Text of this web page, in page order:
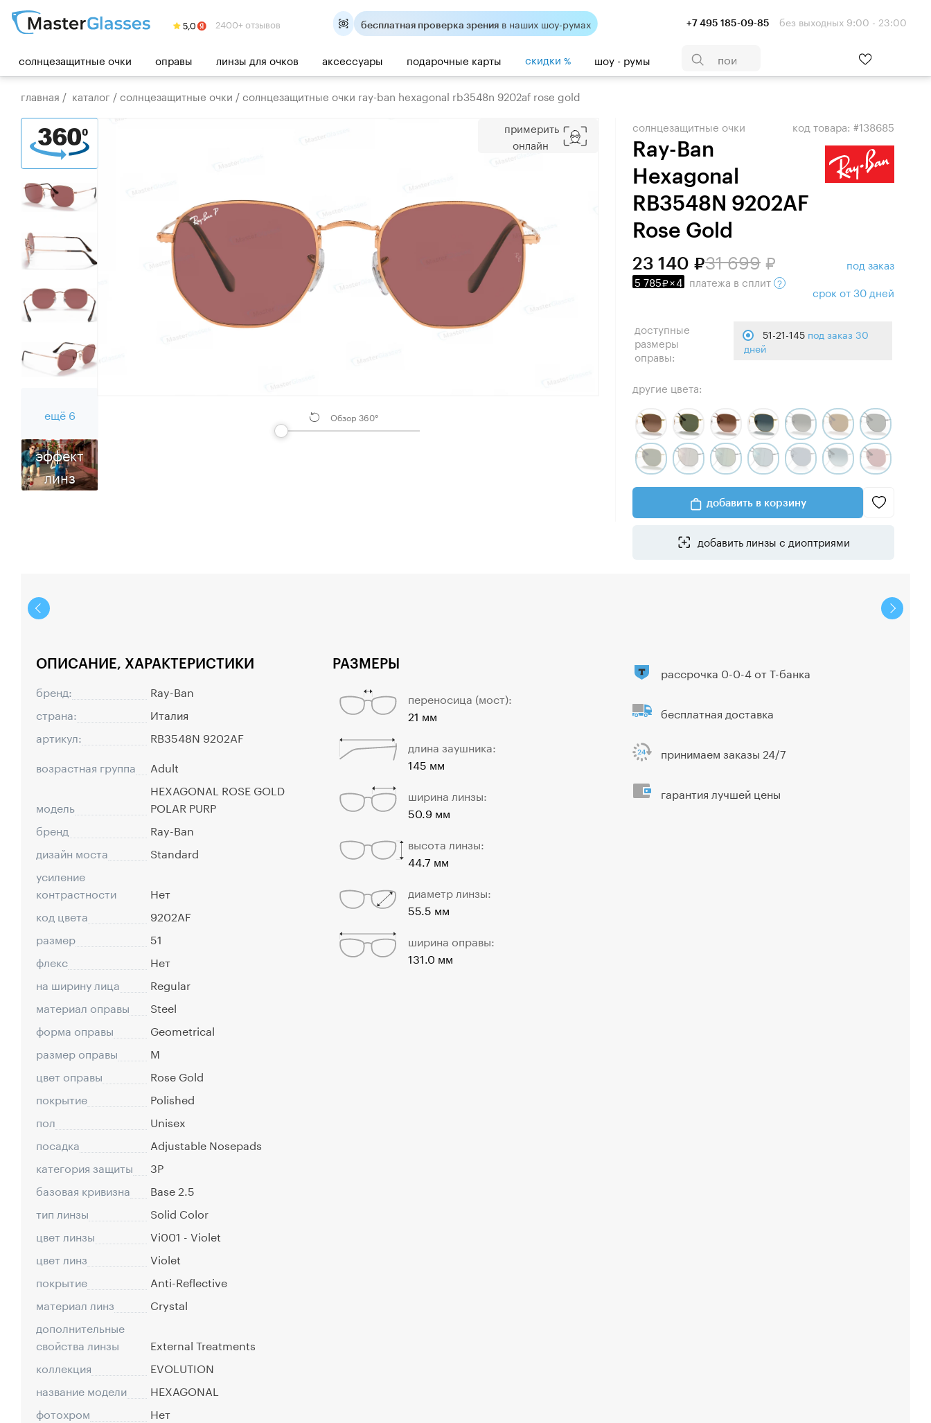
2400+ отзывов +7 495 185-09-85 без выходных 9:00 - 23:00
бесплатная проверка зрения в наших шоу-румах
солнцезащитные очки оправы линзы для очков аксессуары подарочные карты скидки % шоу - румы
главная / каталог /солнцезащитные очки /солнцезащитные очки ray-ban hexagonal rb3548n 9202af rose gold
примерить
онлайн
Обзор 360°
ещё 6
эффект
линз
солнцезащитные очки
Ray-Ban
Hexagonal
RB3548N 9202AF
Rose Gold
код товара: #138685
31 699
23 140
5 785 ×4 платежа в сплит
под заказ
срок от 30 дней
доступные
размеры
оправы:
51-21-145 под заказ 30
дней
другие цвета:
добавить в корзину
добавить линзы с диоптриями
ОПИСАНИЕ, ХАРАКТЕРИСТИКИ
бренд:
Ray-Ban
страна:
Италия
артикул:
RB3548N 9202AF
возрастная группа
Adult
модель
HEXAGONAL ROSE GOLD
POLAR PURP
бренд
Ray-Ban
дизайн моста
Standard
усиление
контрастности
Нет
код цвета
9202AF
размер
51
флекс
Нет
на ширину лица
Regular
материал оправы
Steel
форма оправы
Geometrical
размер оправы
M
цвет оправы
Rose Gold
покрытие
Polished
пол
Unisex
посадка
Adjustable Nosepads
категория защиты
3P
базовая кривизна
Base 2.5
тип линзы
Solid Color
цвет линзы
Vi001 - Violet
цвет линз
Violet
покрытие
Anti-Reflective
материал линз
Crystal
дополнительные
свойства линзы
External Treatments
коллекция
EVOLUTION
название модели
HEXAGONAL
фотохром
Нет
РАЗМЕРЫ
переносица (мост):
21 мм
длина заушника:
145 мм
ширина линзы:
50.9 мм
высота линзы:
44.7 мм
диаметр линзы:
55.5 мм
ширина оправы:
131.0 мм
рассрочка 0-0-4 от Т-банка
бесплатная доставка
принимаем заказы 24/7
гарантия лучшей цены